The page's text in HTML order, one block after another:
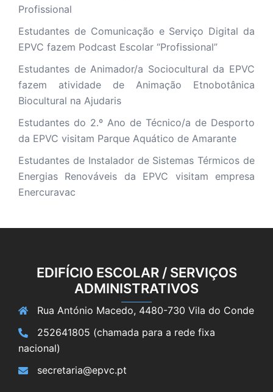
Profissional
Estudantes de Comunicação e Serviço Digital da
EPVC fazem Podcast Escolar “Profissional”
Estudantes de Animador/a Sociocultural da EPVC
fazem atividade de Animação Etnobotânica
Biocultural na Ajudaris
Estudantes do 2.º Ano de Técnico/a de Desporto
da EPVC visitam Parque Aquático de Amarante
Estudantes de Instalador de Sistemas Térmicos de
Energias Renováveis da EPVC visitam empresa
Enercuravac
EDIFÍCIO ESCOLAR / SERVIÇOS
ADMINISTRATIVOS
Rua António Macedo, 4480-730 Vila do Conde
252641805 (chamada para a rede fixa
nacional)
secretaria@epvc.pt